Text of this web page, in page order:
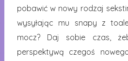
pobawić w nowy rodzaj
wysyłając mu snapy z
mocz? Daj sobie czas,
perspektywą czegoś